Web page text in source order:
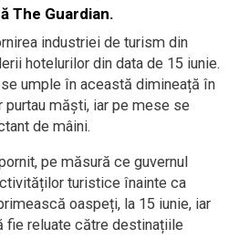
The Guardian.
industriei de turism din
hotelurilor din data de 15 iunie.
umple în această dimineață în
purtau măști, iar pe mese se
de mâini.
pe măsură ce guvernul
turistice înainte ca
oaspeți, la 15 iunie, iar
fie reluate către destinațiile